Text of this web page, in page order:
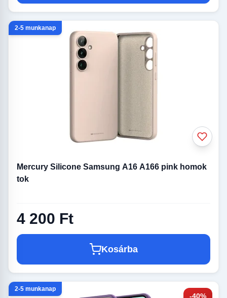
2-5 munkanap
Mercury Silicone Samsung A16 A166 pink homok
tok
4 200 Ft
Kosárba
-40%
2-5 munkanap